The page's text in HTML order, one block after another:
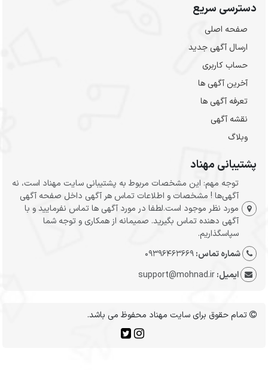
دسترسی سریع
صفحه اصلی
ارسال‌ آگهی جدید
حساب کاربری
آخرین آگهی ها
تعرفه آگهی ها
نقشه آگهی
وبلاگ
پشتیبانی مهناد
توجه مهم: این مشخصات مربوط به پشتیبانی سایت مهناد است، نه
آگهی‌ها ! مشخصات و اطلاعات تماس هر آگهی داخل صفحه آگهی
مورد نظر موجود است.لطفا در مورد آگهی ها تماس نفرمایید و با
آگهی دهنده تماس بگیرید. صمیمانه از همکاری و توجه شما
سپاسگذاریم.
شماره تماس:09396463669
ایمیل:support@mohnad.ir
تمام حقوق برای سایت مهناد محفوظ می باشد.